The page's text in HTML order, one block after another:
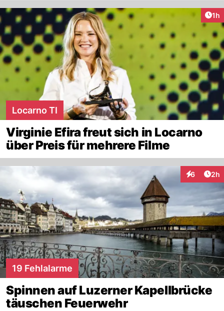
1h
Locarno TI
Virginie Efira freut sich in Locarno
über Preis für mehrere Filme
6 2h
19 Fehlalarme
Spinnen auf Luzerner Kapellbrücke
täuschen Feuerwehr